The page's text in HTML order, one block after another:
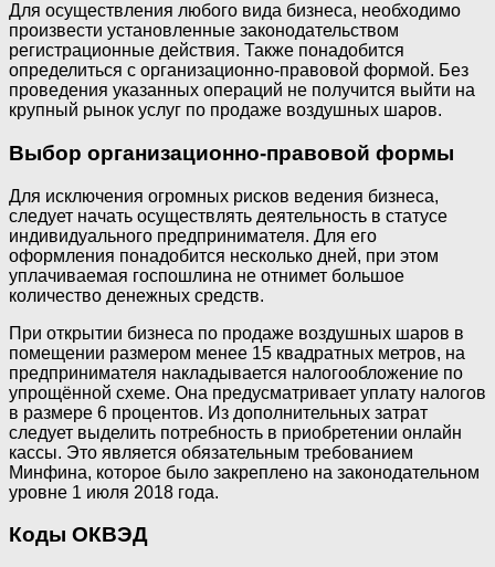
Для осуществления любого вида бизнеса, необходимо
произвести установленные законодательством
регистрационные действия. Также понадобится
определиться с организационно-правовой формой. Без
проведения указанных операций не получится выйти на
крупный рынок услуг по продаже воздушных шаров.
Выбор организационно-правовой формы
Для исключения огромных рисков ведения бизнеса,
следует начать осуществлять деятельность в статусе
индивидуального предпринимателя. Для его
оформления понадобится несколько дней, при этом
уплачиваемая госпошлина не отнимет большое
количество денежных средств.
При открытии бизнеса по продаже воздушных шаров в
помещении размером менее 15 квадратных метров, на
предпринимателя накладывается налогообложение по
упрощённой схеме. Она предусматривает уплату налогов
в размере 6 процентов. Из дополнительных затрат
следует выделить потребность в приобретении онлайн
кассы. Это является обязательным требованием
Минфина, которое было закреплено на законодательном
уровне 1 июля 2018 года.
Коды ОКВЭД